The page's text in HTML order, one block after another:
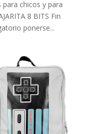
chicos y para
8 BITS Fin
ponerse...